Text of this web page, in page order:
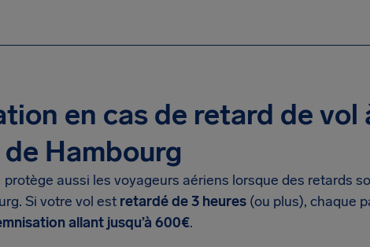
en cas de retard de vol
Hambourg
protège aussi les voyageurs aériens lorsque des retards
Si votre vol est retardé de 3 heures (ou plus), chaque
allant jusqu’à 600€.